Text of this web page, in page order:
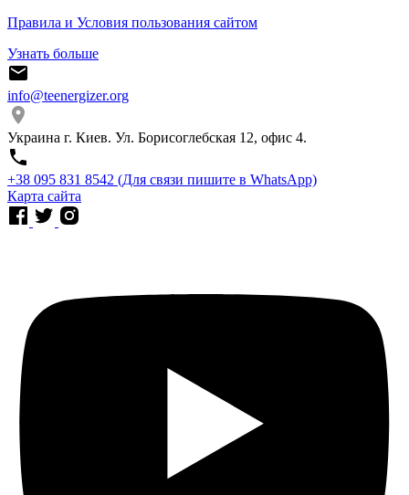
Правила и Условия пользования сайтом
Узнать больше
info@teenergizer.org
Украина г. Киев. Ул. Борисоглебская 12, офис 4.
⁨+38 095 831 8542⁩ (Для связи пишите в WhatsApp)
Карта сайта